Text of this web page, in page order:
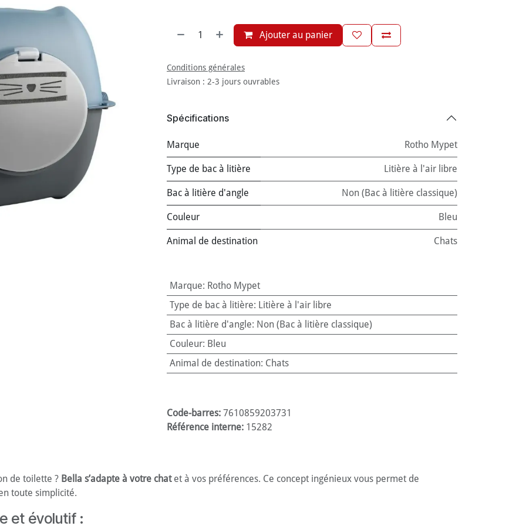
Ajouter au panier
Conditions générales
Livraison : 2-3 jours ouvrables
Spécifications
Marque Rotho Mypet
Type de bac à litière Litière à l'air libre
Bac à litière d'angle Non (Bac à litière classique)
Couleur Bleu
Animal de destination Chats
Marque: Rotho Mypet
Type de bac à litière: Litière à l'air libre
Bac à litière d'angle: Non (Bac à litière classique)
Couleur: Bleu
Animal de destination: Chats
Code-barres: 7610859203731
Référence interne: 15282
de toilette ? Bella s’adapte à votre chatet à vos préférences. Ce concept ingénieux vous permet de
toute simplicité.
et évolutif :